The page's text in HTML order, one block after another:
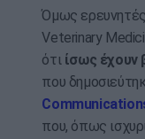
Όμως
Veterinary
ότι ίσως έχουν
που
που, όπως